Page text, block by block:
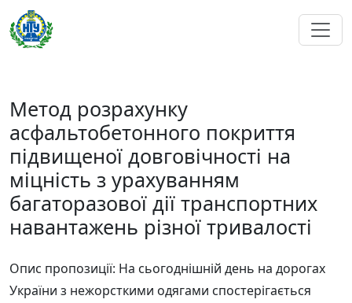
Метод розрахунку
асфальтобетонного покриття
підвищеної довговічності на
міцність з урахуванням
багаторазової дії транспортних
навантажень різної тривалості
Опис пропозиції: На сьогоднішній день на дорогах
України з нежорсткими одягами спостерігається